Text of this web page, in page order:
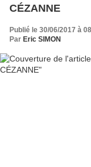
CÉZANNE
Publié le 30/06/2017 à
Par Eric SIMON